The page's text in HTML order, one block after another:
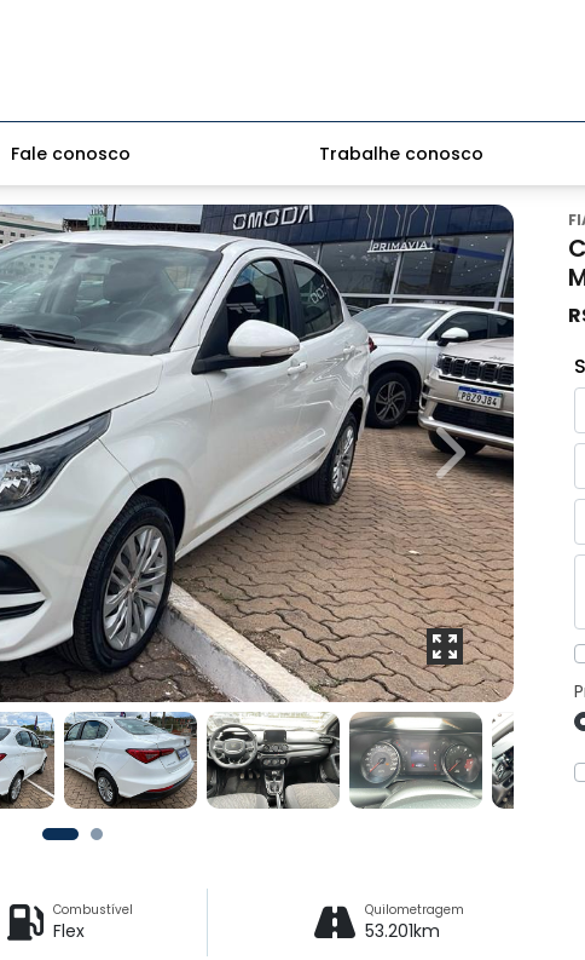
Fale conosco Trabalhe conosco
Next
Combustível
Flex
Quilometragem
53.201km